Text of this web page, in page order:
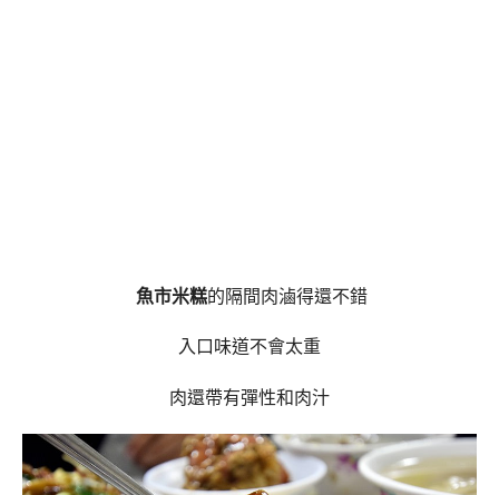
魚市米糕的隔間肉滷得還不錯
入口味道不會太重
肉還帶有彈性和肉汁